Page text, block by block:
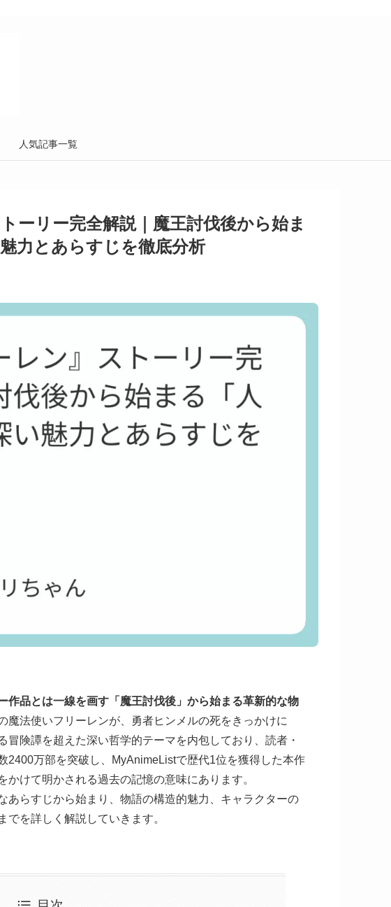
人気記事一覧
ーリー完全解説｜魔王討伐後から始ま
力とあらすじを徹底分析
作品とは一線を画す「魔王討伐後」から始まる革新的な物
魔法使いフリーレンが、勇者ヒンメルの死をきっかけに
冒険譚を超えた深い哲学的テーマを内包しており、読者・
2400万部を突破し、MyAnimeListで歴代1位を獲得した本作
けて明かされる過去の記憶の意味にあります。
あらすじから始まり、物語の構造的魅力、キャラクターの
を詳しく解説していきます。